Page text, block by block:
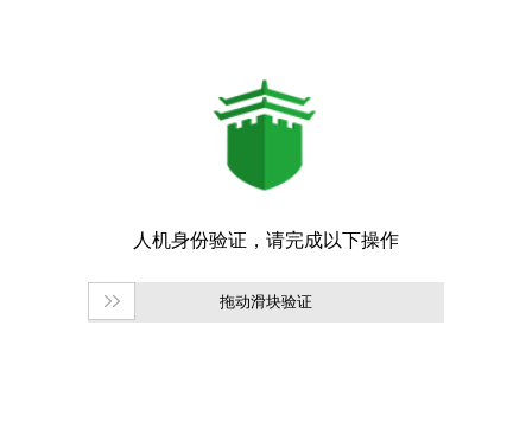
拖动滑块验证